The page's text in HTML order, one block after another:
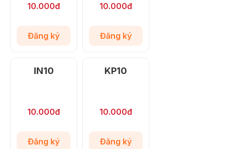
10.000đ
Đăng ký
10.000đ
Đăng ký
IN10
10.000đ
Đăng ký
KP10
10.000đ
Đăng ký